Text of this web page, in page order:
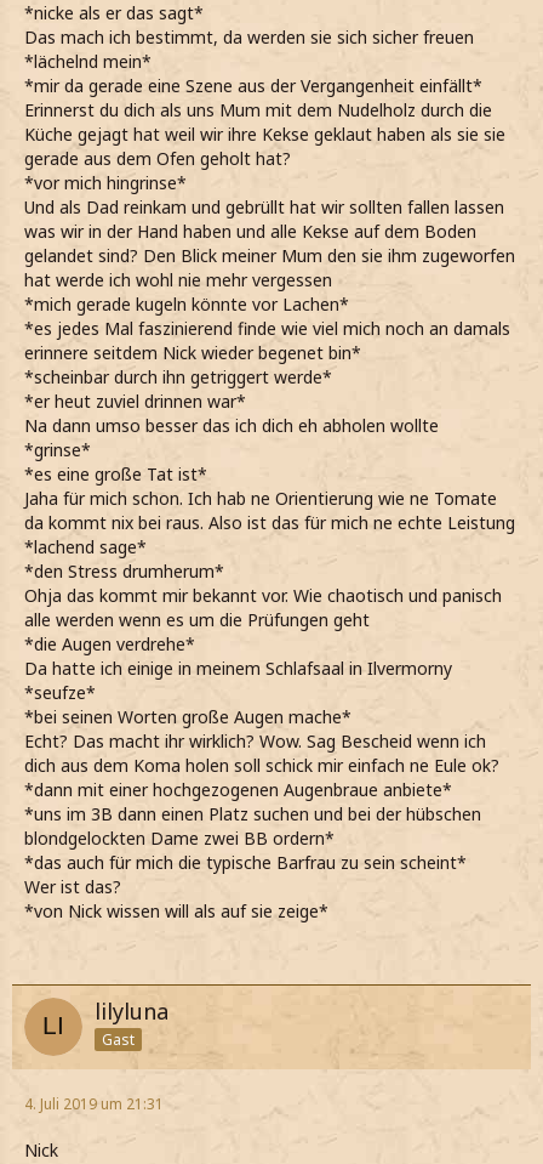
*nicke als er das sagt*
Das mach ich bestimmt, da werden sie sich sicher freuen
*lächelnd mein*
*mir da gerade eine Szene aus der Vergangenheit einfällt*
Erinnerst du dich als uns Mum mit dem Nudelholz durch die
Küche gejagt hat weil wir ihre Kekse geklaut haben als sie sie
gerade aus dem Ofen geholt hat?
*vor mich hingrinse*
Und als Dad reinkam und gebrüllt hat wir sollten fallen lassen
was wir in der Hand haben und alle Kekse auf dem Boden
gelandet sind? Den Blick meiner Mum den sie ihm zugeworfen
hat werde ich wohl nie mehr vergessen
*mich gerade kugeln könnte vor Lachen*
*es jedes Mal faszinierend finde wie viel mich noch an damals
erinnere seitdem Nick wieder begenet bin*
*scheinbar durch ihn getriggert werde*
*er heut zuviel drinnen war*
Na dann umso besser das ich dich eh abholen wollte
*grinse*
*es eine große Tat ist*
Jaha für mich schon. Ich hab ne Orientierung wie ne Tomate
da kommt nix bei raus. Also ist das für mich ne echte Leistung
*lachend sage*
*den Stress drumherum*
Ohja das kommt mir bekannt vor. Wie chaotisch und panisch
alle werden wenn es um die Prüfungen geht
*die Augen verdrehe*
Da hatte ich einige in meinem Schlafsaal in Ilvermorny
*seufze*
*bei seinen Worten große Augen mache*
Echt? Das macht ihr wirklich? Wow. Sag Bescheid wenn ich
dich aus dem Koma holen soll schick mir einfach ne Eule ok?
*dann mit einer hochgezogenen Augenbraue anbiete*
*uns im 3B dann einen Platz suchen und bei der hübschen
blondgelockten Dame zwei BB ordern*
*das auch für mich die typische Barfrau zu sein scheint*
Wer ist das?
*von Nick wissen will als auf sie zeige*
lilyluna
Gast
4. Juli 2019 um 21:31
Nick